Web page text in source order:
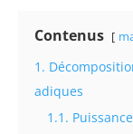
Contenus
1.
adiques
1.1.